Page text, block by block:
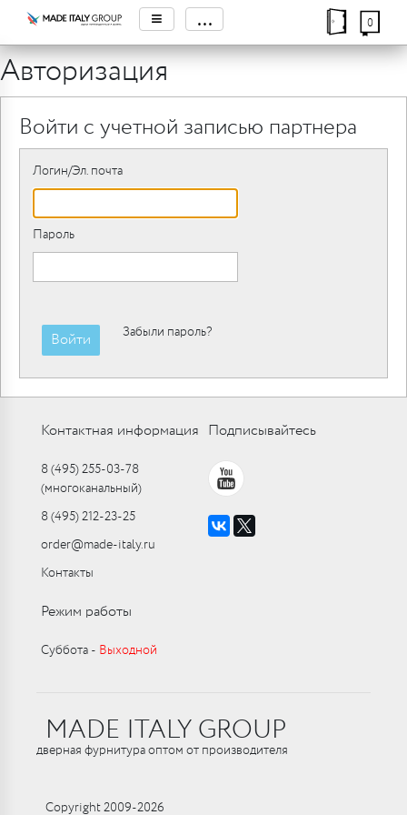
≡ ... 0
Авторизация
Войти с учетной записью партнера
Логин/Эл. почта
Пароль
Войти Забыли пароль?
Контактная информация
8 (495) 255-03-78
(многоканальный)
8 (495) 212-23-25
order@made-italy.ru
Контакты
Подписывайтесь
Режим работы
Суббота ‑ Выходной
MADE ITALY GROUP
дверная фурнитура оптом от производителя
Copyright 2009-2026